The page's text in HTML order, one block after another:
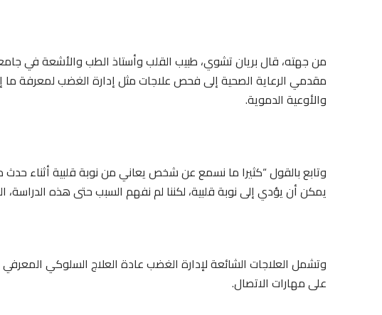
من جهته، قال بريان تشوي، طبيب القلب وأستاذ الطب والأشعة في
مقدمي الرعاية الصحية إلى فحص علاجات مثل إدارة الغضب لمعرفة ما
والأوعية الدموية.
وتابع بالقول “كثيرا ما نسمع عن شخص يعاني من نوبة قلبية أثناء حدث
يمكن أن يؤدي إلى نوبة قلبية، لكننا لم نفهم السبب حتى هذه الدراسة،
وتشمل العلاجات الشائعة لإدارة الغضب عادة العلاج السلوكي المعرفي
على مهارات الاتصال.